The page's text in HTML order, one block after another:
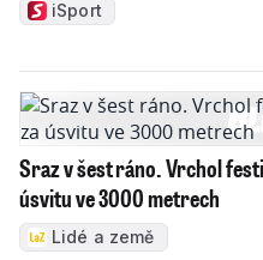
iSport
Sraz v šest ráno. Vrchol
úsvitu ve 3000 metrech
Lidé a země